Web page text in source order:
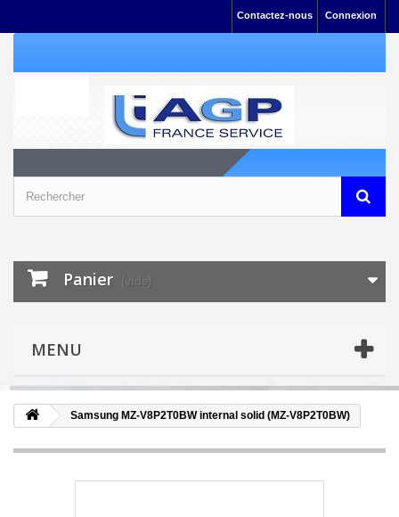
Connexion
Contactez-nous
Panier (vide)
MENU
Samsung MZ-V8P2T0BW internal solid (MZ-V8P2T0BW)